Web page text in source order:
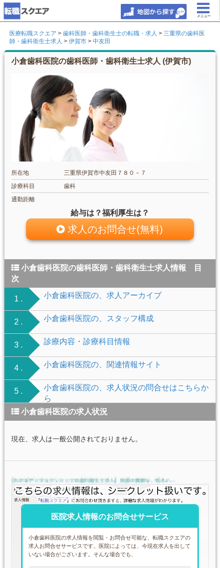
メニュー
医療転職スクエア > 歯科医師・歯科衛生士の転職・求人 > 三重県の歯科医
師・歯科衛生士求人 > 伊賀市 > 中友田
小倉歯科医院の歯科医師・歯科衛生士求人 (伊賀市)
所在地
三重県伊賀市中友田７８０－７
診療科目
歯科
通勤距離
給与は？福利厚生は？
求人のお問合せ(無料)
小倉歯科医院の歯科医師・歯科衛生士求人情報 目
次
1 . 小倉歯科医院の、求人アーカイブ
2 . 小倉歯科医院の、スタッフ構成
3 . 診療内容・診療科目情報
4 . 小倉歯科医院の、関連情報サイト
5 .
小倉歯科医院の、求人状況の問合せはこちらか
ら
小倉歯科医院の求人状況
現在、求人は一般公開されておりません。
医院求人情報のお問合せサービス
小倉歯科医院の求人情報を閲覧・お問合せ可能な、転職スクエアの
求人お問合せサービスです。医院によっては、今現在求人を出して
いない場合がございます。そんな場合でも、